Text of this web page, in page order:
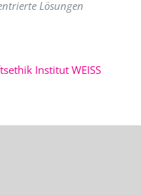
Lösungen
Institut WEISS